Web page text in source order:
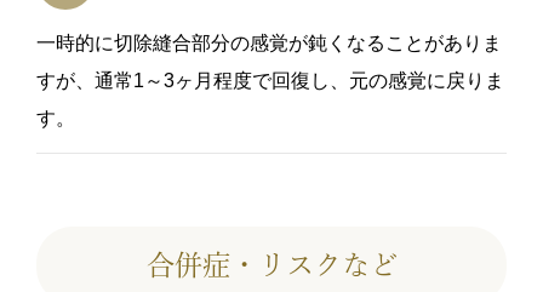
一時的に切除縫合部分の感覚が鈍くなることがありま
すが、通常1～3ヶ月程度で回復し、元の感覚に戻りま
す。
合併症・リスクなど